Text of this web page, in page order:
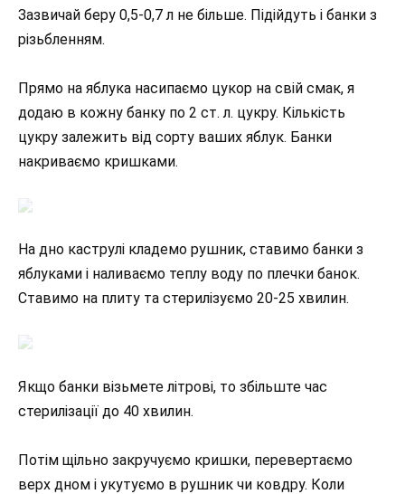
Зазвичай беру 0,5-0,7 л не більше. Підійдуть і банки з
різьбленням.
Прямо на яблука насипаємо цукор на свій смак, я
додаю в кожну банку по 2 ст. л. цукру. Кількість
цукру залежить від сорту ваших яблук. Банки
накриваємо кришками.
На дно каструлі кладемо рушник, ставимо банки з
яблуками і наливаємо теплу воду по плечки банок.
Ставимо на плиту та стерилізуємо 20-25 хвилин.
Якщо банки візьмете літрові, то збільште час
стерилізації до 40 хвилин.
Потім щільно закручуємо кришки, перевертаємо
верх дном і укутуємо в рушник чи ковдру. Коли